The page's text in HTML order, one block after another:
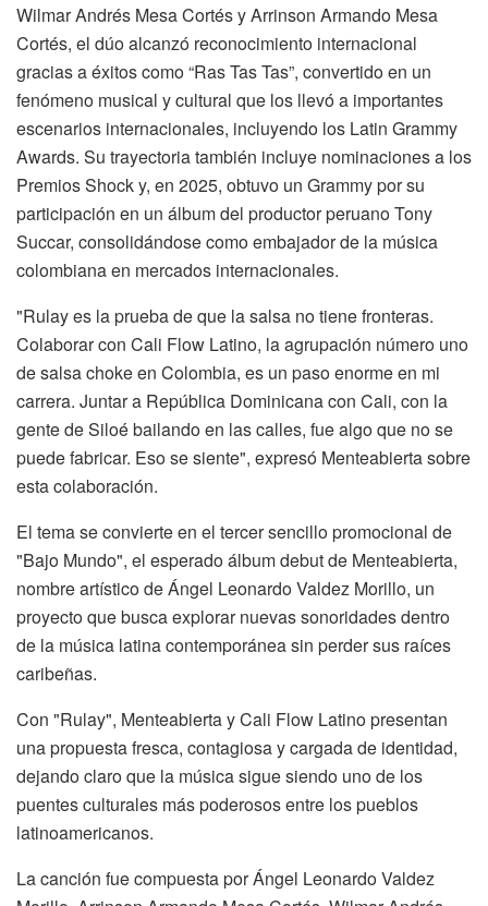
Wilmar Andrés Mesa Cortés y Arrinson Armando Mesa
Cortés, el dúo alcanzó reconocimiento internacional
gracias a éxitos como “Ras Tas Tas”, convertido en un
fenómeno musical y cultural que los llevó a importantes
escenarios internacionales, incluyendo los Latin Grammy
Awards. Su trayectoria también incluye nominaciones a los
Premios Shock y, en 2025, obtuvo un Grammy por su
participación en un álbum del productor peruano Tony
Succar, consolidándose como embajador de la música
colombiana en mercados internacionales.
"Rulay es la prueba de que la salsa no tiene fronteras.
Colaborar con Cali Flow Latino, la agrupación número uno
de salsa choke en Colombia, es un paso enorme en mi
carrera. Juntar a República Dominicana con Cali, con la
gente de Siloé bailando en las calles, fue algo que no se
puede fabricar. Eso se siente", expresó Menteabierta sobre
esta colaboración.
El tema se convierte en el tercer sencillo promocional de
"Bajo Mundo", el esperado álbum debut de Menteabierta,
nombre artístico de Ángel Leonardo Valdez Morillo, un
proyecto que busca explorar nuevas sonoridades dentro
de la música latina contemporánea sin perder sus raíces
caribeñas.
Con "Rulay", Menteabierta y Cali Flow Latino presentan
una propuesta fresca, contagiosa y cargada de identidad,
dejando claro que la música sigue siendo uno de los
puentes culturales más poderosos entre los pueblos
latinoamericanos.
La canción fue compuesta por Ángel Leonardo Valdez